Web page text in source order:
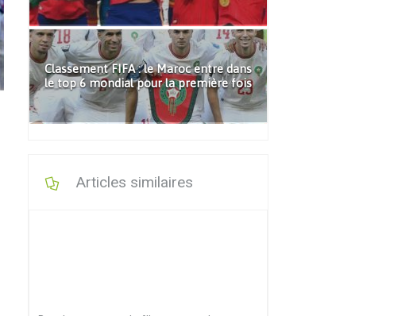
Classement FIFA : le Maroc entre dans
le top 6 mondial pour la première fois
Articles similaires